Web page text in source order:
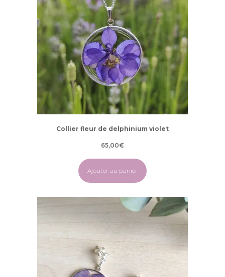
Collier fleur de delphinium violet
65,00€
Ajouter au panier